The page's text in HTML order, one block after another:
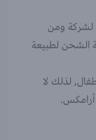
ومن
الشحن لطبيعة
لذلك لا